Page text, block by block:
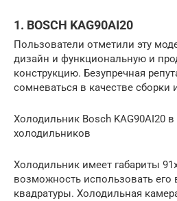
1. BOSCH KAG90AI20
Пользователи отметили эту
дизайн и функциональную и
конструкцию. Безупречная
сомневаться в качестве
Холодильник Bosch KAG90AI20 в
холодильников
Холодильник имеет габариты
возможность использовать его
квадратуры. Холодильная